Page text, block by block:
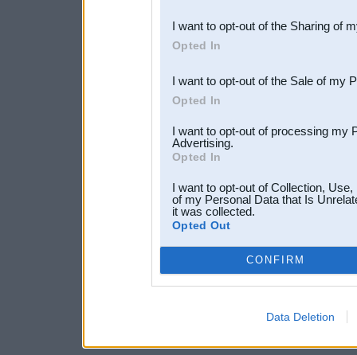
Downstream Participants
third parties.
I want to opt-out of the Sharing of
Opted In
I want to opt-out of the Sale of my
Opted In
I want to opt-out of processing my
Advertising.
Opted In
I want to opt-out of Collection,
of my Personal Data that Is
it was collected.
Opted Out
CONFIRM
Data Deletion